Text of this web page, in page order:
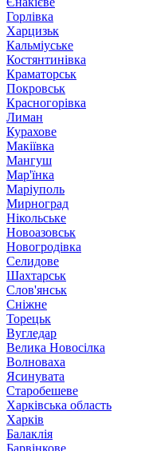
Горлівка
Харцизьк
Кальміуське
Костянтинівка
Краматорськ
Покровськ
Красногорівка
Лиман
Курахове
Макіївка
Мангуш
Мар'їнка
Маріуполь
Мирноград
Нікольське
Новоазовськ
Новогродівка
Селидове
Шахтарськ
Слов'янськ
Сніжне
Торецьк
Вугледар
Велика Новосілка
Волноваха
Ясинувата
Старобешеве
Харківська область
Харків
Балаклія
Барвінкове